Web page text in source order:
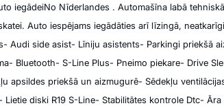
iegādeiNo Nīderlandes . Automašīna labā
Auto iespējams iegādāties arī līzingā,
- Audi side asist- Līniju asistents- Parkingi priekšā
- Bluetooth- S-Line Plus- Pneimo piekare- Drive
apsildes priekšā un aizmugurē- Sēdekļu
- Lietie diski R19 S-Line- Stabilitātes kontrole Dtc- Āra